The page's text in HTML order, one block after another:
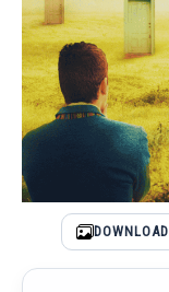
DOWNLOAD